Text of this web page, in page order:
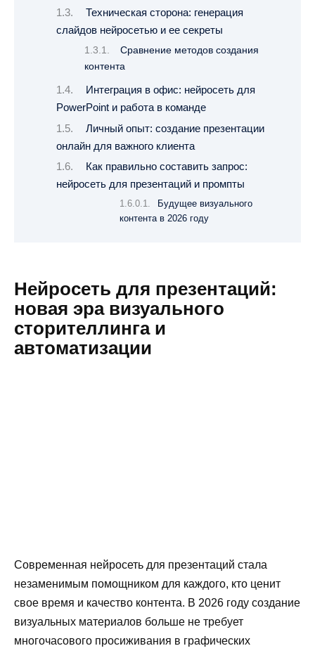
Техническая сторона: генерация
слайдов нейросетью и ее секреты
Сравнение методов создания
контента
Интеграция в офис: нейросеть для
PowerPoint и работа в команде
Личный опыт: создание презентации
онлайн для важного клиента
Как правильно составить запрос:
нейросеть для презентаций и промпты
Будущее визуального
контента в 2026 году
Нейросеть для презентаций:
новая эра визуального
сторителлинга и
автоматизации
Современная нейросеть для презентаций стала
незаменимым помощником для каждого, кто ценит
свое время и качество контента. В 2026 году создание
визуальных материалов больше не требует
многочасового просиживания в графических